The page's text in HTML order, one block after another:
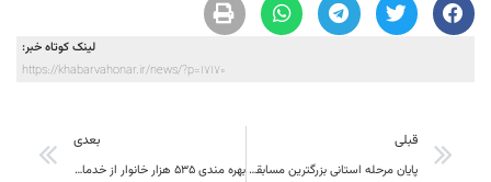
لینک کوتاه خبر:
https://khabarvahonar.ir/news/?p=17170
قبلی
پایان مرحله استانی بزرگترین مسابقات جوانان هلال احمر در شهرستان زیرکوه
بعدی
بهره مندی 535 هزار خانوار از خدمات پروژه‌های افتتاحی در هفته دولت